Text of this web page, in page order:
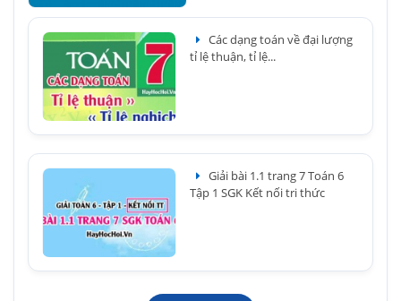
Các dạng toán về đại lượng
tỉ lệ thuận, tỉ lệ...
Giải bài 1.1 trang 7 Toán 6
Tập 1 SGK Kết nối tri thức